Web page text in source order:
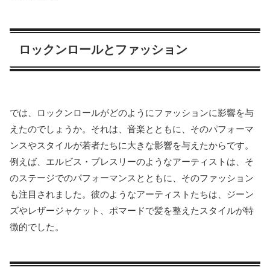
ロックンロールとファッション
では、ロックンロールがどのようにファッションに影響を与
えたのでしょうか。それは、音楽とともに、そのパフォーマ
ンスやスタイルが若者たちに大きな影響を与えたからです。
例えば、エルビス・プレスリーのようなアーティストは、そ
のステージでのパフォーマンスとともに、そのファッション
も注目されました。彼のようなアーティストたちは、ジーン
ズやレザージャケット、ポマードで髪を整えたスタイルが特
徴的でした。